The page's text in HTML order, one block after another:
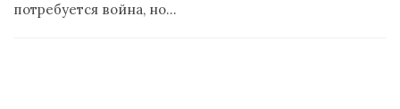
потребуется война, но…